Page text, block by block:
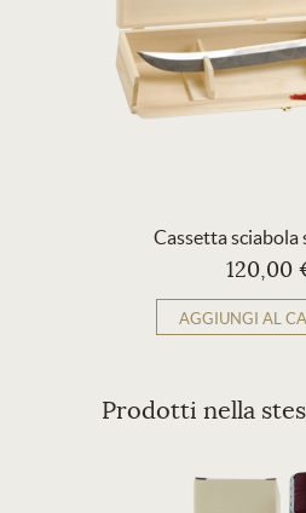
Cassetta sciabola
120,00
AGGIUNGI AL
Prodotti nella